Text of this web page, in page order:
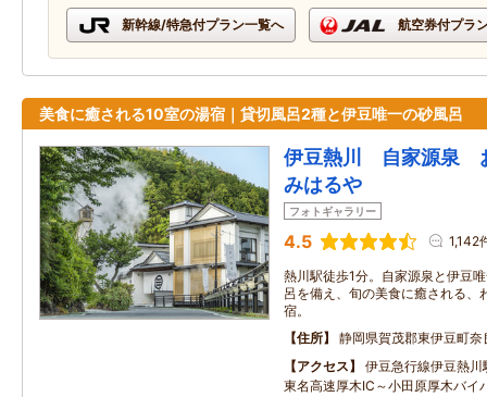
新幹線/特急付プラン一覧へ 航空券付プラ
美食に癒される10室の湯宿｜貸切風呂2種と伊豆唯一の砂風呂
伊豆熱川 自家源泉
みはるや
フォトギャラリー
4.5 1,142
熱川駅徒歩1分。自家源泉と伊豆
呂を備え、旬の美食に癒される、
宿。
住所
静岡県賀茂郡東伊豆町
アクセス
伊豆急行線伊豆熱川
東名高速厚木IC～小田原厚木バイ